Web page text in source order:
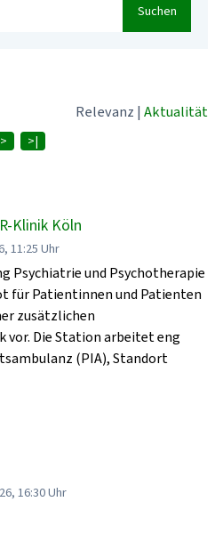
Suchen
Relevanz | Aktualität
>|
Klinik Köln
11:25 Uhr
Psychiatrie und Psychotherapie
für Patientinnen und Patienten
zusätzlichen
Die Station arbeitet eng
(PIA), Standort
16:30 Uhr